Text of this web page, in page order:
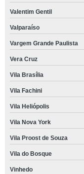
Valentim Gentil
Valparaíso
Vargem Grande Paulista
Vera Cruz
Vila Brasília
Vila Fachini
Vila Heliópolis
Vila Nova York
Vila Proost de Souza
Vila do Bosque
Vinhedo